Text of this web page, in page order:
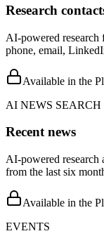
Research
AI-powered research
phone, email,
Available in the
AI NEWS SEARCH
Recent news
AI-powered research
from the last six
Available in the
EVENTS